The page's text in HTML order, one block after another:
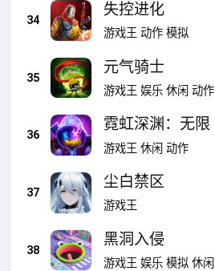
34
失控进化
游戏王 动作 模拟
35
元气骑士
游戏王 娱乐 休闲 动作
36
霓虹深渊：无限
游戏王 休闲 动作
37
尘白禁区
游戏王
38
黑洞入侵
游戏王 娱乐 模拟 休闲